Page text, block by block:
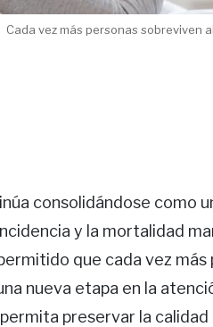
Cada vez más personas sobreviven
consolidándose como
y la mortalidad
que cada vez más
nueva etapa en la
preservar la